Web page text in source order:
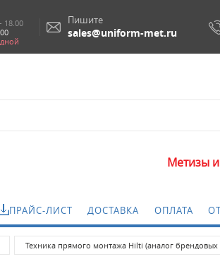
18.00
Пишите
sales@uniform-met.ru
Метизы и
ПРАЙС-ЛИСТ ДОСТАВКА ОПЛАТА
Техника прямого монтажа Hilti (аналог брендовых